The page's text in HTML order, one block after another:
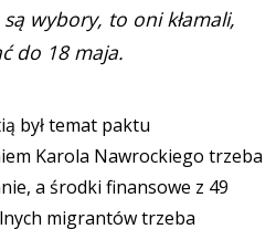
wybory, to oni kłamali,
do 18 maja.
był temat paktu
Karola Nawrockiego trzeba
a środki finansowe z 49
migrantów trzeba